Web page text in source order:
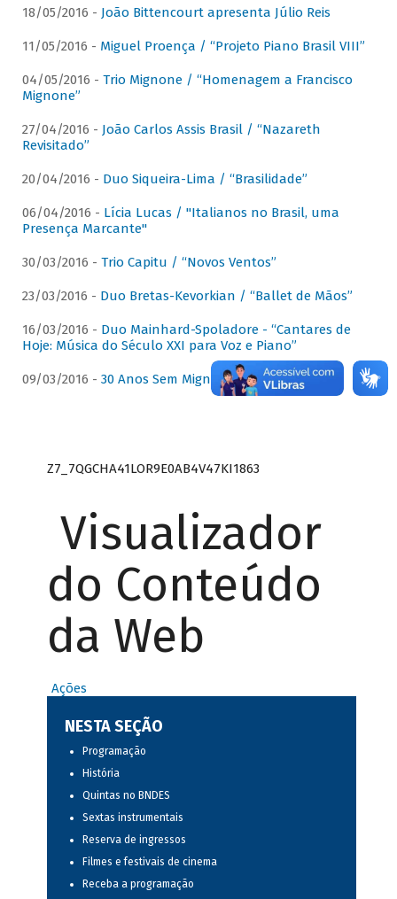
18/05/2016 - João Bittencourt apresenta Júlio Reis
11/05/2016 - Miguel Proença / “Projeto Piano Brasil VIII”
04/05/2016 - Trio Mignone / “Homenagem a Francisco
Mignone”
27/04/2016 - João Carlos Assis Brasil / “Nazareth
Revisitado”
20/04/2016 - Duo Siqueira-Lima / “Brasilidade”
06/04/2016 - Lícia Lucas / "Italianos no Brasil, uma
Presença Marcante"
30/03/2016 - Trio Capitu / “Novos Ventos”
23/03/2016 - Duo Bretas-Kevorkian / “Ballet de Mãos”
16/03/2016 - Duo Mainhard-Spoladore - “Cantares de
Hoje: Música do Século XXI para Voz e Piano”
09/03/2016 - 30 Anos Sem Mignone
Z7_7QGCHA41LOR9E0AB4V47KI1863
Visualizador
do Conteúdo
da Web
Ações
NESTA SEÇÃO
Programação
História
Quintas no BNDES
Sextas instrumentais
Reserva de ingressos
Filmes e festivais de cinema
Receba a programação